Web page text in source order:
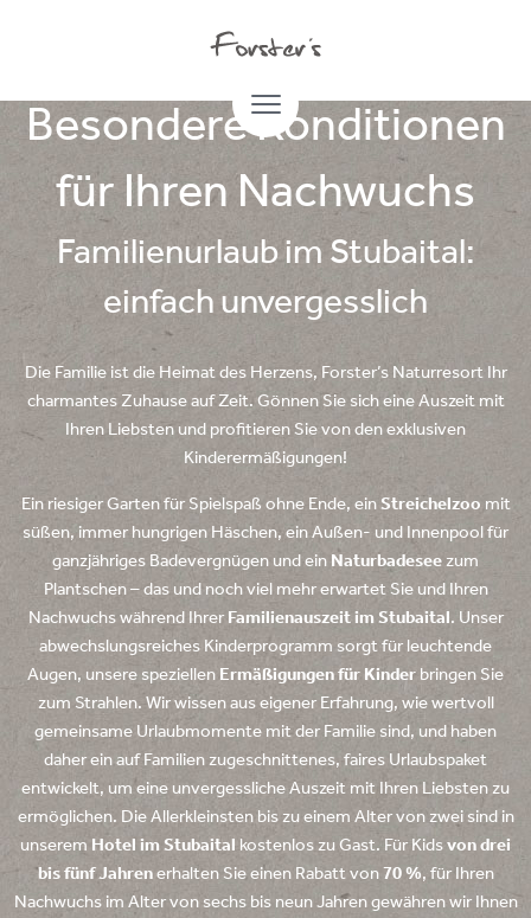
Besondere Konditionen
für Ihren Nachwuchs
Familienurlaub im Stubaital:
einfach unvergesslich
Die Familie ist die Heimat des Herzens, Forster’s Naturresort Ihr
charmantes Zuhause auf Zeit. Gönnen Sie sich eine Auszeit mit
Ihren Liebsten und profitieren Sie von den exklusiven
Kinderermäßigungen!
Ein riesiger Garten für Spielspaß ohne Ende, ein Streichelzoo mit
süßen, immer hungrigen Häschen, ein Außen- und Innenpool für
ganzjähriges Badevergnügen und ein Naturbadesee zum
Plantschen – das und noch viel mehr erwartet Sie und Ihren
Nachwuchs während Ihrer Familienauszeit im Stubaital. Unser
abwechslungsreiches Kinderprogramm sorgt für leuchtende
Augen, unsere speziellen Ermäßigungen für Kinder bringen Sie
zum Strahlen. Wir wissen aus eigener Erfahrung, wie wertvoll
gemeinsame Urlaubmomente mit der Familie sind, und haben
daher ein auf Familien zugeschnittenes, faires Urlaubspaket
entwickelt, um eine unvergessliche Auszeit mit Ihren Liebsten zu
ermöglichen. Die Allerkleinsten bis zu einem Alter von zwei sind in
unserem Hotel im Stubaital kostenlos zu Gast. Für Kids von drei
bis fünf Jahrenerhalten Sie einen Rabatt von 70 %, für Ihren
Nachwuchs im Alter von sechs bis neun Jahren gewähren wir Ihnen